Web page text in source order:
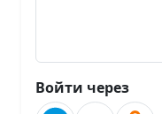
Войти через